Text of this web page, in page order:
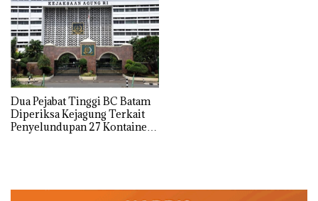
Dua Pejabat Tinggi BC Batam
Diperiksa Kejagung Terkait
Penyelundupan 27 Kontainer